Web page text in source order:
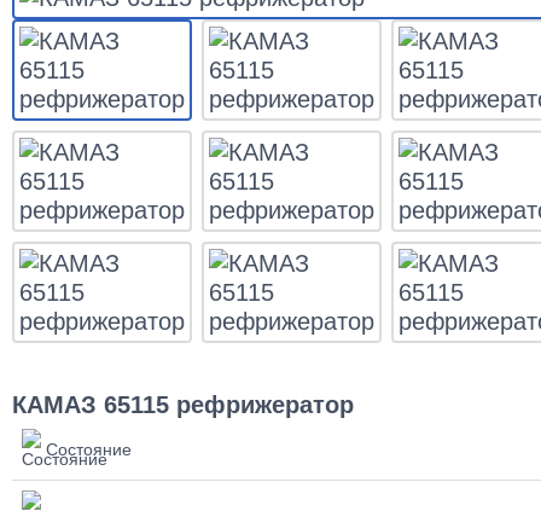
КАМАЗ 65115 рефрижератор
Состояние